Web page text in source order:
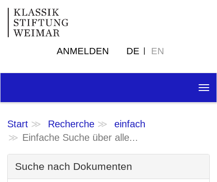
ANMELDEN DE EN
Start Recherche
einfach
Einfache Suche über alle...
Suche nach Dokumenten